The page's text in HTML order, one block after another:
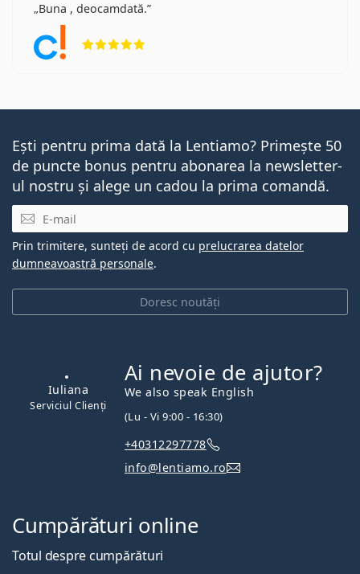
Buna , deocamdată.
Ești pentru prima dată la Lentiamo? Primește 50
de puncte bonus pentru abonarea la newsletter-
ul nostru și alege un cadou la prima comandă.
E-mail
Doresc noutăți
Prin trimitere, sunteți de acord cu prelucrarea datelor
dumneavoastră personale.
Iuliana
Serviciul Clienți
Ai nevoie de ajutor?
We also speak English
(Lu - Vi 9:00 - 16:30)
+40312297778
info@lentiamo.ro
Cumpărături online
Totul despre cumpărături